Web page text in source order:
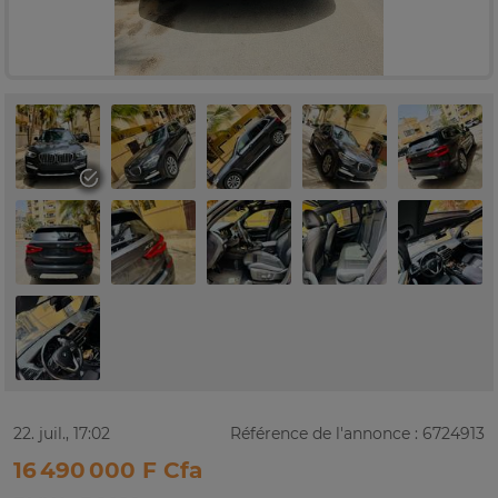
22. juil., 17:02 Référence de l'annonce : 6724913
16 490 000 F Cfa